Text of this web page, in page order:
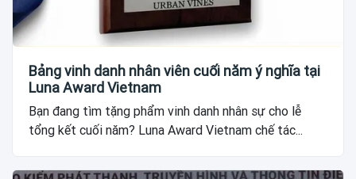
Bảng vinh danh nhân viên cuối năm ý nghĩa tại
Luna Award Vietnam
Bạn đang tìm tặng phẩm vinh danh nhân sự cho lễ
tổng kết cuối năm? Luna Award Vietnam chế tác...